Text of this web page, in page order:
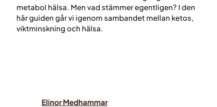
metabol hälsa. Men vad stämmer egentligen? I den
här guiden går vi igenom sambandet mellan ketos,
viktminskning och hälsa.
Elinor Medhammar